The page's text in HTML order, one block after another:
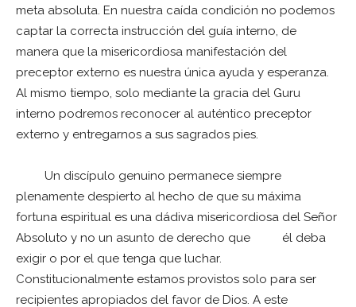
meta absoluta. En nuestra caída condición no podemos
captar la correcta instrucción del guía interno, de
manera que la misericordiosa manifestación del
preceptor externo es nuestra única ayuda y esperanza.
Al mismo tiempo, solo mediante la gracia del Guru
interno podremos reconocer al auténtico preceptor
externo y entregarnos a sus sagrados pies.
Un discípulo genuino permanece siempre
plenamente despierto al hecho de que su máxima
fortuna espiritual es una dádiva misericordiosa del Señor
Absoluto y no un asunto de derecho que él deba
exigir o por el que tenga que luchar.
Constitucionalmente estamos provistos solo para ser
recipientes apropiados del favor de Dios. A este